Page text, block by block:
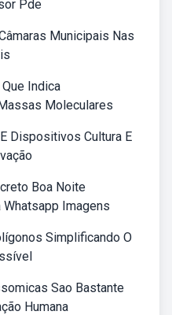
Pde
Municipais Nas
Indica
Moleculares
Dispositivos Cultura E
Boa Noite
Imagens
Simplificando O
Sao Bastante
Humana